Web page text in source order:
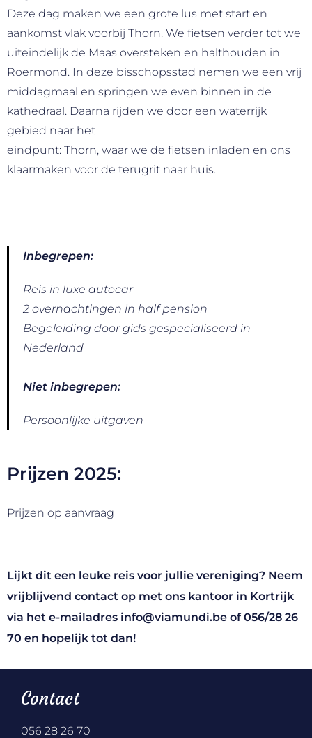
Deze dag maken we een grote lus met start en
aankomst vlak voorbij Thorn. We fietsen verder tot we
uiteindelijk de Maas oversteken en halthouden in
Roermond. In deze bisschopsstad nemen we een vrij
middagmaal en springen we even binnen in de
kathedraal. Daarna rijden we door een waterrijk
gebied naar het
eindpunt: Thorn, waar we de fietsen inladen en ons
klaarmaken voor de terugrit naar huis.
Inbegrepen:
Reis in luxe autocar
2 overnachtingen in half pension
Begeleiding door gids gespecialiseerd in
Nederland
Niet inbegrepen:
Persoonlijke uitgaven
Prijzen 2025:
Prijzen op aanvraag
Lijkt dit een leuke reis voor jullie vereniging? Neem
vrijblijvend contact op met ons kantoor in Kortrijk
via het e-mailadres info@viamundi.be of056/28 26
70 en hopelijk tot dan!
Contact
056 28 26 70